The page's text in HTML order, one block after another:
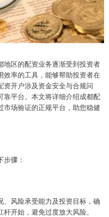
地区的配资业务逐渐受到投资者
效率的工具，能够帮助投资者在
开户涉及资金安全与合规问
靠平台。本文将详细介绍成都配
市场验证的正规平台，助您稳健
骤：
风险承受能力及投资目标，确
开始，避免过度放大风险。